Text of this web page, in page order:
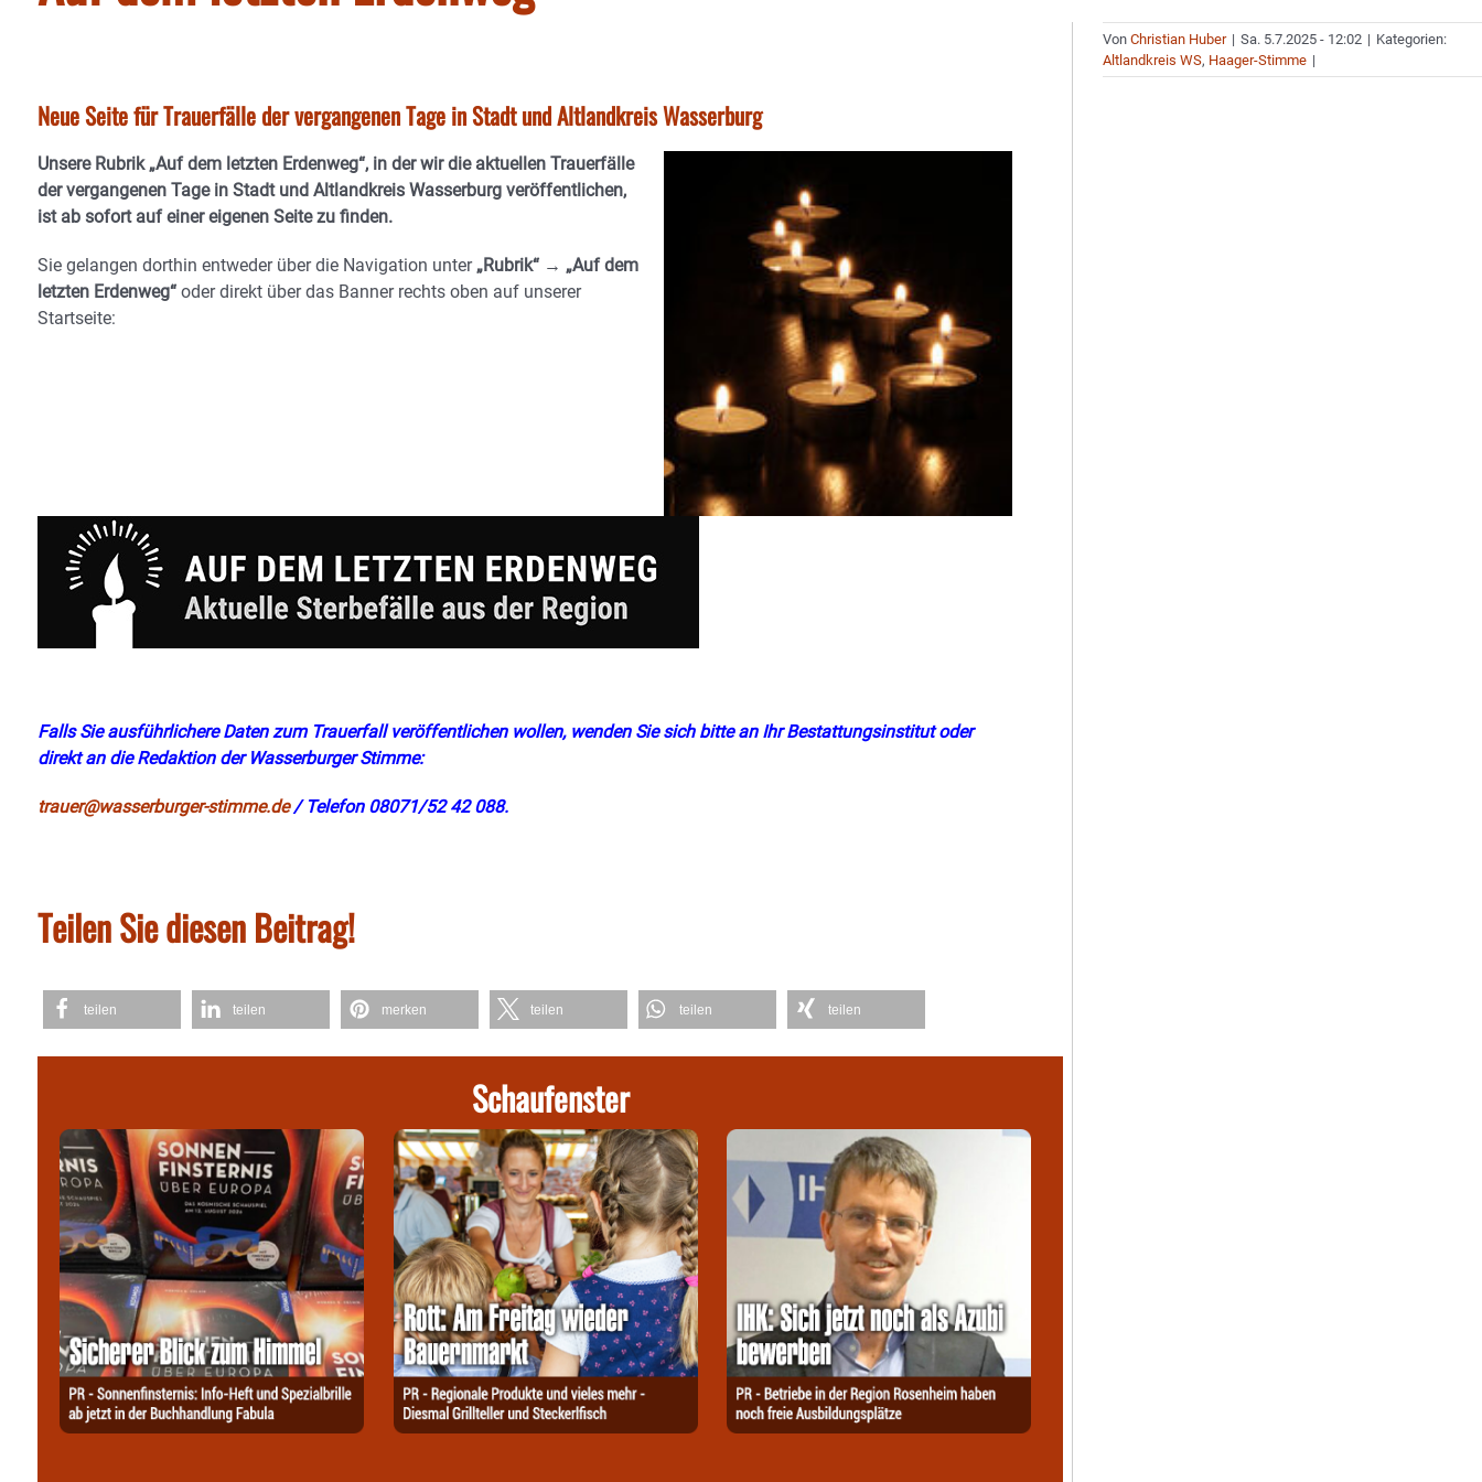
Neue Seite für Trauerfälle der vergangenen Tage in Stadt und Altlandkreis Wasserburg
Unsere Rubrik „Auf dem letzten Erdenweg“, in der wir die aktuellen Trauerfälle
der vergangenen Tage in Stadt und Altlandkreis Wasserburg veröffentlichen,
ist ab sofort auf einer eigenen Seite zu finden.
Sie gelangen dorthin entweder über die Navigation unter „Rubrik“ → „Auf dem
letzten Erdenweg“ oder direkt über das Banner rechts oben auf unserer
Startseite:
Falls Sie ausführlichere Daten zum Trauerfall veröffentlichen wollen, wenden Sie sich bitte an Ihr Bestattungsinstitut oder
direkt an die Redaktion der Wasserburger Stimme:
trauer@wasserburger-stimme.de/ Telefon 08071/52 42 088.
Teilen Sie diesen Beitrag!
teilen teilen merken teilen teilen teilen
Schaufenster
VonChristian Huber | Sa. 5.7.2025 - 12:02 | Kategorien:
Altlandkreis WS, Haager-Stimme |